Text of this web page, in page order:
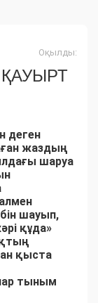
Оқылды:
деген
жаздың
шаруа
шауып,
құда»
қыста
тыным